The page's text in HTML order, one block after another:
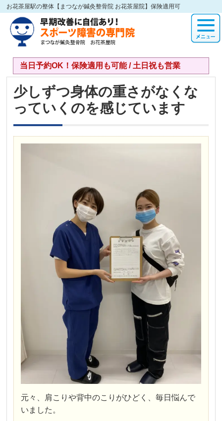
お花茶屋駅の整体【まつなが鍼灸整骨院 お花茶屋院】保険適用可
当日予約OK！保険適用も可能 / 土日祝も営業
少しずつ身体の重さがなくな
っていくのを感じています
元々、肩こりや背中のこりがひどく、毎日悩んで
いました。